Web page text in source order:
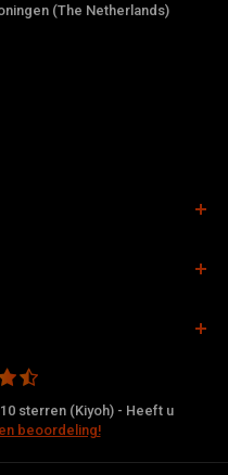
(The Netherlands)
sterren (Kiyoh) - Heeft u
beoordeling!